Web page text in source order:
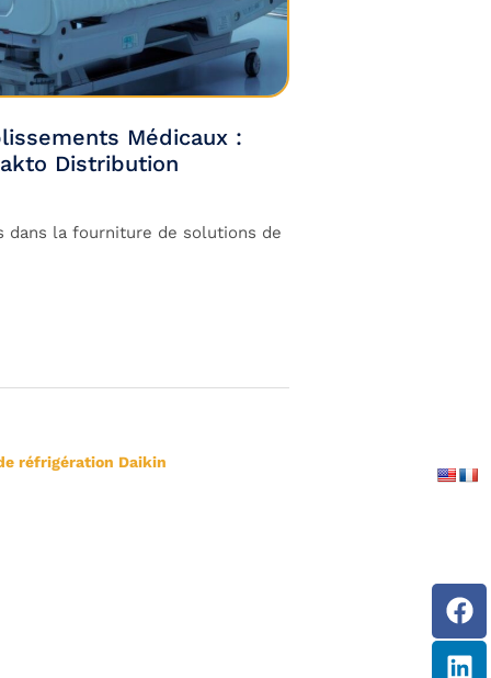
Médicaux :
Distribution
dans la fourniture de solutions de
réfrigération Daikin